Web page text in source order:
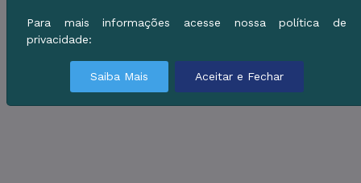
Para mais informações acesse nossa política de
privacidade:
Saiba Mais Aceitar e Fechar